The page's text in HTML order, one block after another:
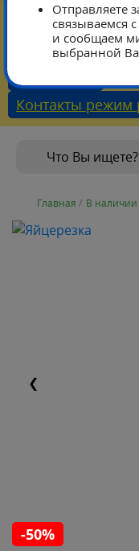
0
Контакты режим
Главная / В наличии
❮
-50%
Отправляете
связываемся
и сообщаем
выбранной